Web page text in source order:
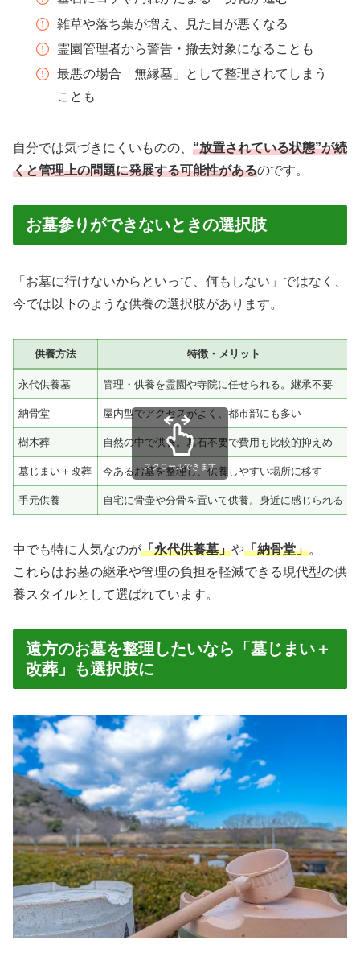
雑草や落ち葉が増え、見た目が悪くなる
霊園管理者から警告・撤去対象になることも
最悪の場合「無縁墓」として整理されてしまう
ことも
自分では気づきにくいものの、 “放置されている状態”が続
くと管理上の問題に発展する可能性があるのです。
お墓参りができないときの選択肢
「お墓に行けないからといって、何もしない」ではなく、
今では以下のような供養の選択肢があります。
供養方法 特徴・メリット
永代供養墓 管理・供養を霊園や寺院に任せられる。継承不要
納骨堂 屋内型でアクセスがよく、都市部にも多い
樹木葬 自然の中で供養。墓石不要で費用も比較的抑えめ
墓じまい＋改葬 今あるお墓を整理し、供養しやすい場所に移す
手元供養 自宅に骨壷や分骨を置いて供養。身近に感じられる
スクロールできます
中でも特に人気なのが「永代供養墓」や「納骨堂」。
これらはお墓の継承や管理の負担を軽減できる現代型の供
養スタイルとして選ばれています。
遠方のお墓を整理したいなら「墓じまい＋
改葬」も選択肢に